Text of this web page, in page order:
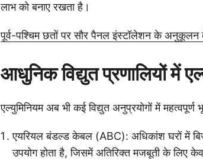
लाभ को बनाए रखता है।
पूर्व-पश्चिम छतों पर सौर पैनल इंस्टॉलेशन के अनुकूलन
आधुनिक विद्युत प्रणालियों में
एल्युमिनियम अब भी कई विद्युत अनुप्रयोगों में महत्वपूर्ण
एयरियल बंडल्ड केबल (ABC): अधिकांश घरों में
उपयोग होता है, जिसमें अतिरिक्त मजबूती के लिए